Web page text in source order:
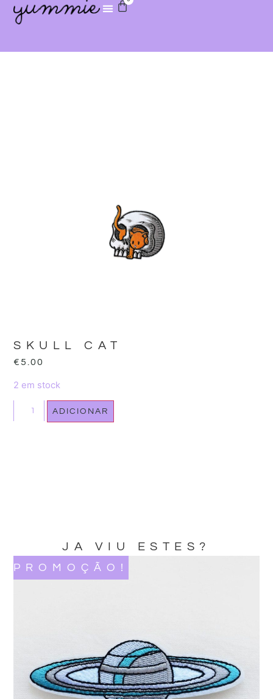
SKULL CAT
€5.00
2 em stock
ADICIONAR
JA VIU ESTES?
PROMOÇÃO!